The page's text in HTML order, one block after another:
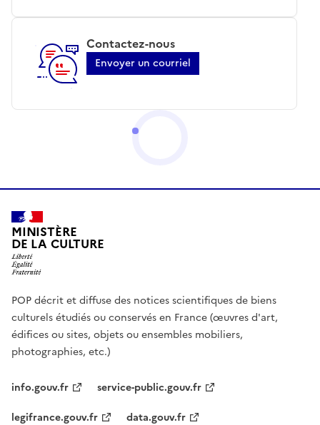
Contactez-nous
Envoyer un courriel
MINISTÈRE
DE LA CULTURE
POP décrit et diffuse des notices scientifiques de biens
culturels étudiés ou conservés en France (œuvres d'art,
édifices ou sites, objets ou ensembles mobiliers,
photographies, etc.)
info.gouv.fr
service-public.gouv.fr
legifrance.gouv.fr
data.gouv.fr